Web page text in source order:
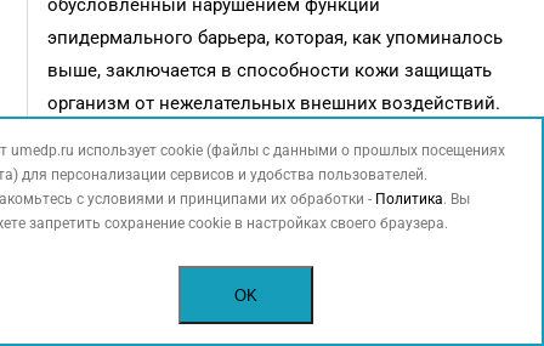
обусловленный нарушением функции
эпидермального барьера, которая, как упоминалось
выше, заключается в способности кожи защищать
организм от нежелательных внешних воздействий.
барьерной функции кожи является важным
фактором, предрасполагающим к формированию
сенсибилизации и к развитию АтД [33]. Для
восстановления и поддержания функции
эпидермального барьера у больных АтД наряду
umedp.ru использует cookie (файлы с данными о прошлых посещениях
для персонализации сервисов и удобства пользователей.
с условиями и принципами их обработки - Политика. Вы
запретить сохранение cookie в настройках своего браузера.
OK